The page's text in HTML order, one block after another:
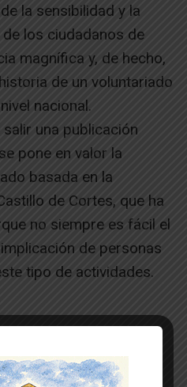
la sensibilidad y la
los ciudadanos de
magnífica y, de hecho,
de un voluntariado
nacional.
una publicación
pone en valor la
basada en la
de Cortes, que ha
no siempre es fácil el
de personas
tipo de actividades.